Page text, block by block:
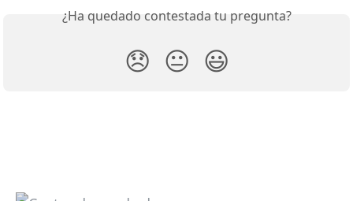
¿Ha quedado contestada tu pregunta?
😞 😐 😃